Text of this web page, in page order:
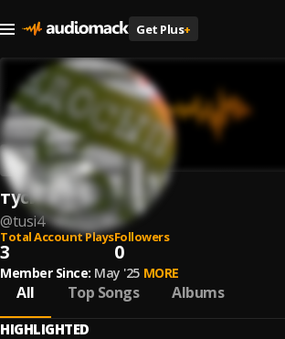
Get Plus+
туси4
@tusi4
Total Account Plays
3
Followers
0
Member Since: May '25 MORE
All Top Songs Albums
HIGHLIGHTED